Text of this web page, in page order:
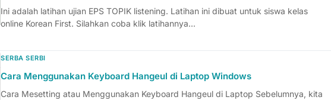
Ini adalah latihan ujian EPS TOPIK listening. Latihan ini dibuat untuk siswa kelas
online Korean First. Silahkan coba klik latihannya...
SERBA SERBI
Cara Menggunakan Keyboard Hangeul di Laptop Windows
Cara Mesetting atau Menggunakan Keyboard Hangeul di Laptop Sebelumnya, kita